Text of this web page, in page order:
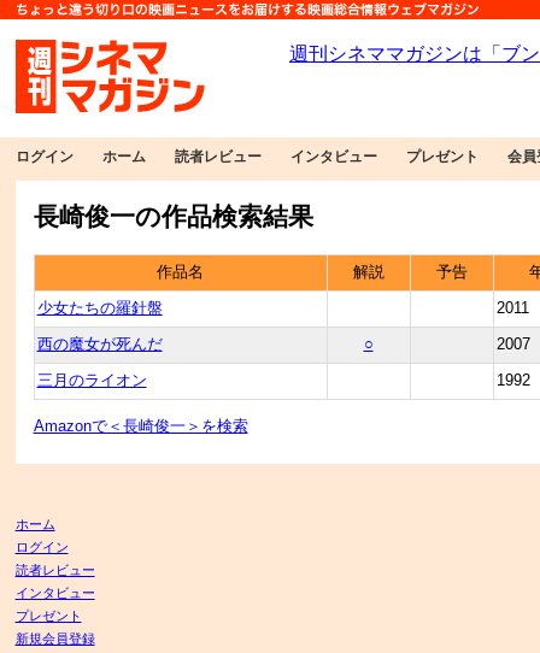
ログイン ホーム 読者レビュー インタビュー プレゼント 会員
長崎俊一の作品検索結果
作品名 解説 予告
少女たちの羅針盤 2011
西の魔女が死んだ ○ 2007
三月のライオン 1992
Amazonで＜長崎俊一＞を検索
ホーム
ログイン
読者レビュー
インタビュー
プレゼント
新規会員登録